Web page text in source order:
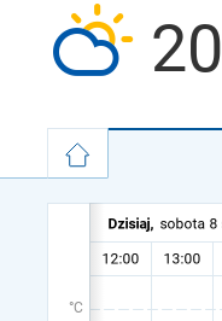
20
°C